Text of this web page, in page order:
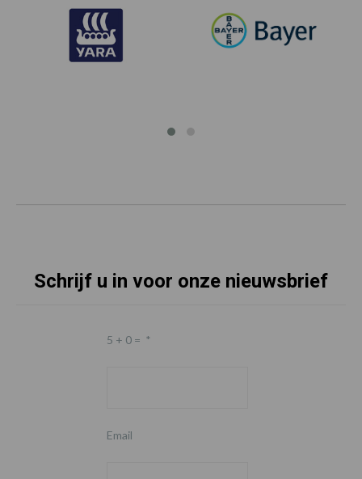
Schrijf u in voor onze nieuwsbrief
5 + 0 = *
Email